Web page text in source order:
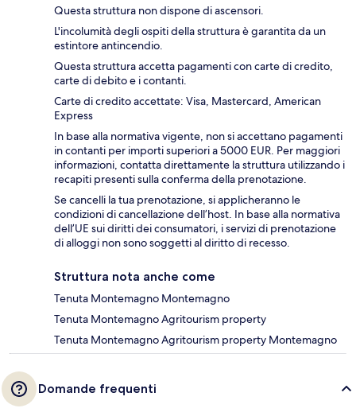
Questa struttura non dispone di ascensori.
L'incolumità degli ospiti della struttura è garantita da un
estintore antincendio.
Questa struttura accetta pagamenti con carte di credito,
carte di debito e i contanti.
Carte di credito accettate: Visa, Mastercard, American
Express
In base alla normativa vigente, non si accettano pagamenti
in contanti per importi superiori a 5000 EUR. Per maggiori
informazioni, contatta direttamente la struttura utilizzando i
recapiti presenti sulla conferma della prenotazione.
Se cancelli la tua prenotazione, si applicheranno le
condizioni di cancellazione dell’host. In base alla normativa
dell’UE sui diritti dei consumatori, i servizi di prenotazione
di alloggi non sono soggetti al diritto di recesso.
Struttura nota anche come
Tenuta Montemagno Montemagno
Tenuta Montemagno Agritourism property
Tenuta Montemagno Agritourism property Montemagno
Domande frequenti